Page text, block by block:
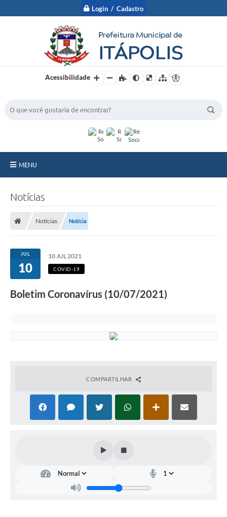
Login / Cadastro
Acessibilidade
MENU
Serviços Online
Carta de Serviços
Planos de Tecnologia da Informação e Comunicação
Itinerário do Transporte Público de Itápolis
Notícias
Notícias Notícia
JUL
10
10 JUL 2021
COVID-19
Boletim Coronavírus (10/07/2021)
COMPARTILHAR